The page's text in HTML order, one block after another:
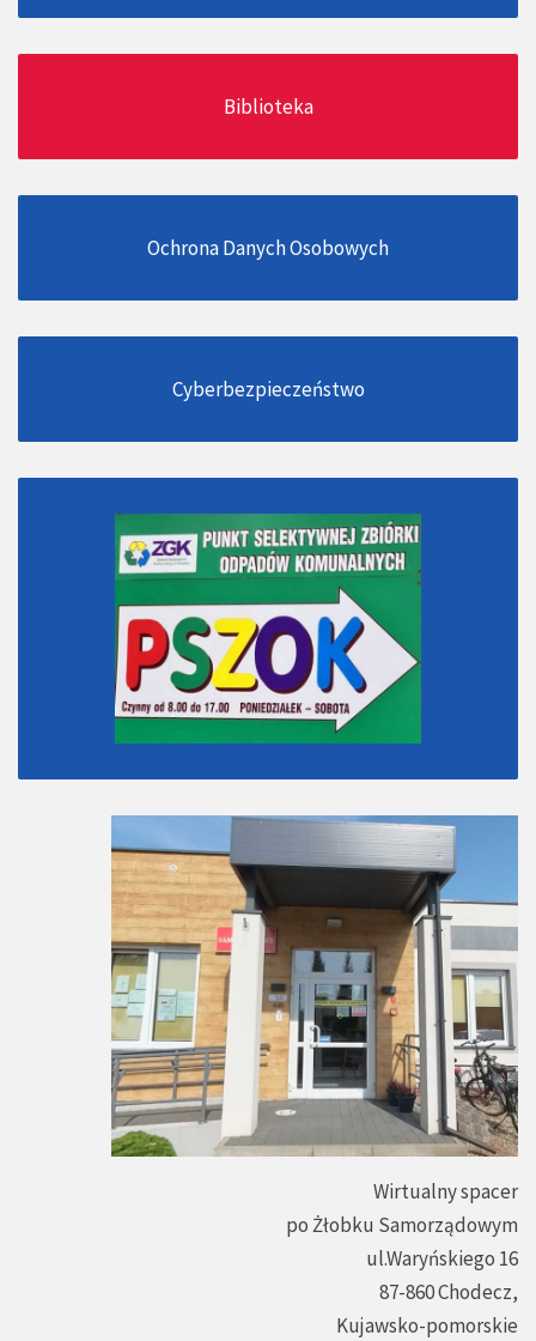
Biblioteka
Ochrona Danych Osobowych
Cyberbezpieczeństwo
Wirtualny spacer
po Żłobku Samorządowym
ul.Waryńskiego 16
87-860 Chodecz,
Kujawsko-pomorskie